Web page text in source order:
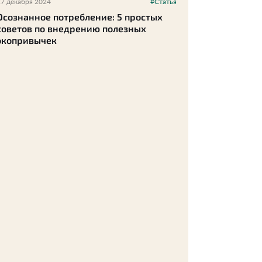
потребление: 5 простых
по внедрению полезных